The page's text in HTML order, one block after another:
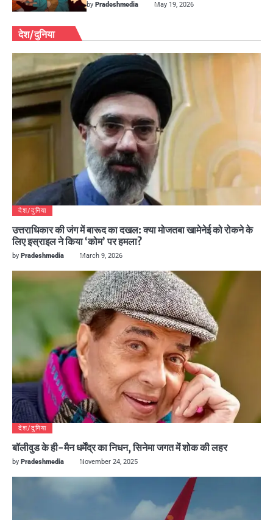
by Pradeshmedia May 19, 2026
देश/दुनिया
देश/दुनिया
उत्तराधिकार की जंग में बारूद का दखल: क्या मोजतबा खामेनेई को रोकने के
लिए इस्राइल ने किया ‘कोम’ पर हमला?
by Pradeshmedia March 9, 2026
देश/दुनिया
बॉलीवुड के ही-मैन धर्मेंद्र का निधन, सिनेमा जगत में शोक की लहर
by Pradeshmedia November 24, 2025